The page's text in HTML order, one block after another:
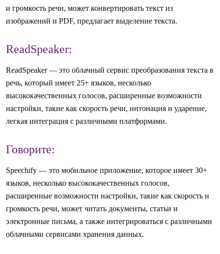
и громкость речи, может конвертировать текст из
изображений и PDF, предлагает выделение текста.
ReadSpeaker:
ReadSpeaker — это облачный сервис преобразования текста в
речь, который имеет 25+ языков, несколько
высококачественных голосов, расширенные возможности
настройки, такие как скорость речи, интонация и ударение,
легкая интеграция с различными платформами.
Говорите:
Speechify — это мобильное приложение, которое имеет 30+
языков, несколько высококачественных голосов,
расширенные возможности настройки, такие как скорость и
громкость речи, может читать документы, статьи и
электронные письма, а также интегрироваться с различными
облачными сервисами хранения данных.